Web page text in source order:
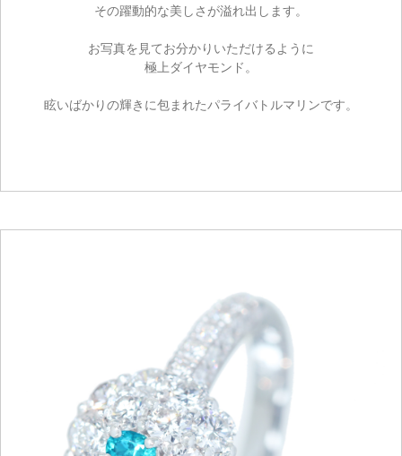
その躍動的な美しさが溢れ出します。
お写真を見てお分かりいただけるように
極上ダイヤモンド。
眩いばかりの輝きに包まれたパライバトルマリンです。